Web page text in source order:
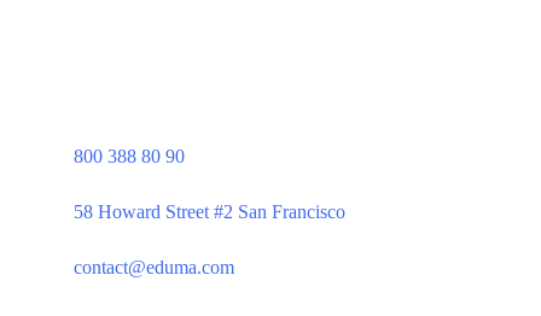
800 388 80 90
58 Howard Street #2 San Francisco
contact@eduma.com